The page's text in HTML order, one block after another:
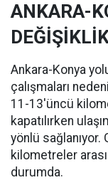
ANKARA-
Ankara-Konya
çalışmaları
11-13'üncü
kapatılırken
yönlü
kilometreler
durumda.